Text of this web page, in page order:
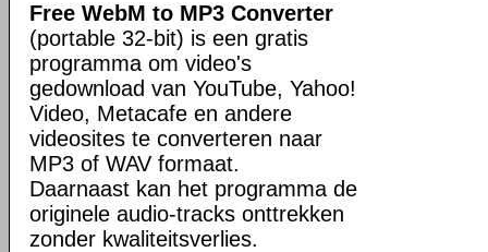
Free WebM to MP3 Converter
(portable 32-bit) is een gratis
programma om video's
gedownload van YouTube, Yahoo!
Video, Metacafe en andere
videosites te converteren naar
MP3 of WAV formaat.
Daarnaast kan het programma de
originele audio-tracks onttrekken
zonder kwaliteitsverlies.